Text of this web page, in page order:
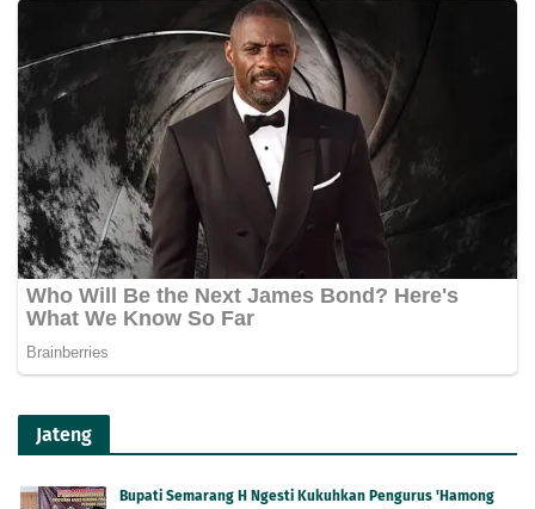
Jateng
Bupati Semarang H Ngesti Kukuhkan Pengurus 'Hamong